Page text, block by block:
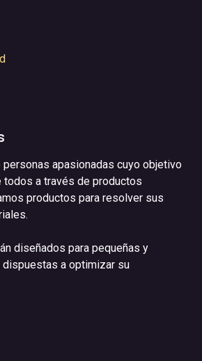
apasionadas cuyo objetivo
todos a través de productos
productos para resolver sus
diseñados para pequeñas y
a optimizar su